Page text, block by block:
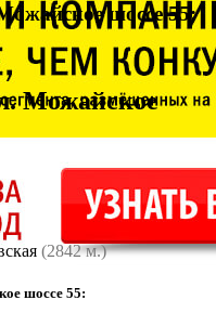
шоссе 55:
Можайское
(2842 м.)
шоссе 55: